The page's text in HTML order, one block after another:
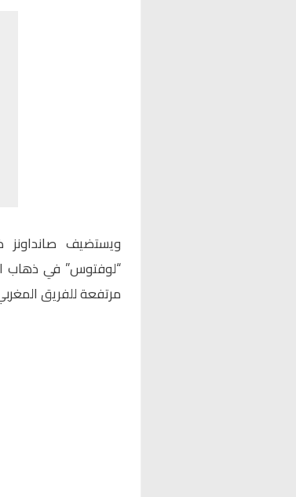
ويستضيف
“لوفتوس” في ذهاب
مرتفعة للفريق